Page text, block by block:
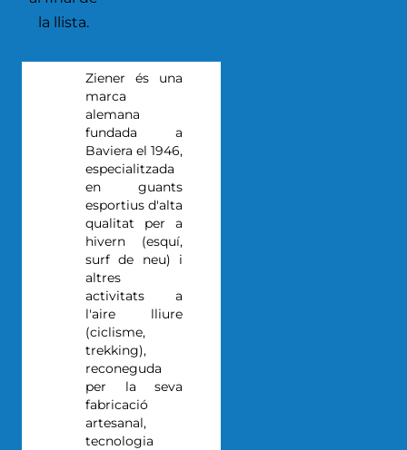
la llista.
Ziener és una
marca
alemana
fundada a
Baviera el 1946,
especialitzada
en guants
esportius d'alta
qualitat per a
hivern (esquí,
surf de neu) i
altres
activitats a
l'aire lliure
(ciclisme,
trekking),
reconeguda
per la seva
fabricació
artesanal,
tecnologia